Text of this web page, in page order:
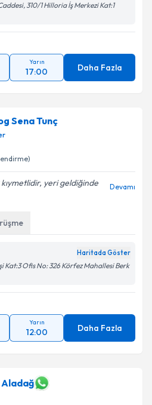
310/1 Hilloria İş Merkezi Kat:1
Yarın
17:00 Daha Fazla
Sena Tunç
yeri geldiğinde
Devamı
Haritada Göster
Kat:3 Ofis No: 326 Körfez Mahallesi Berk
Yarın
12:00 Daha Fazla
Aladağ